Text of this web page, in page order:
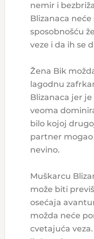
nemir i
Blizanaca
sposobnošću
veze i da ih se
Žena Bik
lagodnu
Blizanaca jer
veoma
bilo kojoj
partner
nevino.
Muškarcu
može biti
osećaja
možda neće
cvetajuća